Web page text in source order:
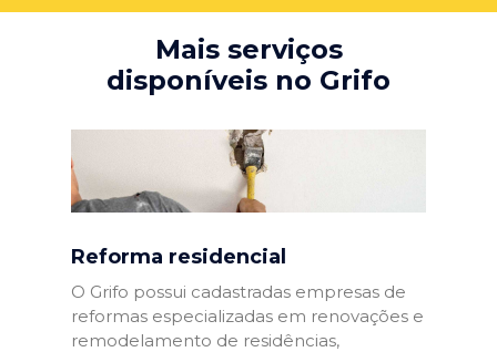
Mais serviços
disponíveis no Grifo
Reforma residencial
O Grifo possui cadastradas empresas de
reformas especializadas em renovações e
remodelamento de residências,